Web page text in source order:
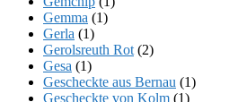
Gemma (1)
Gerla (1)
Gerolsreuth Rot (2)
Gesa (1)
Gescheckte aus Bernau (1)
Gescheckte von Kolm (1)